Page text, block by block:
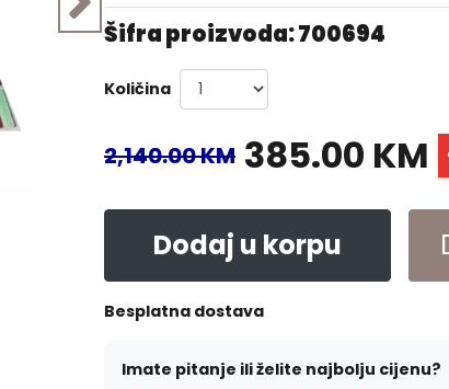
Šifra proizvoda: 700694
Količina
2,140.00 KM 385.00 KM
Dodaj u korpu
Besplatna dostava
Imate pitanje ili želite najbolju cijenu?